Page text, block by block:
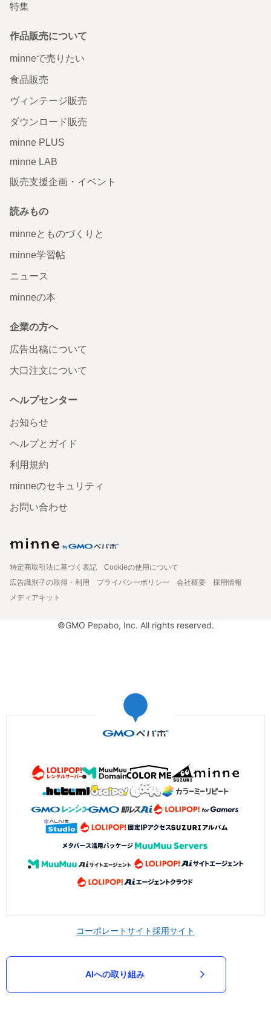
特集
作品販売について
minneで売りたい
食品販売
ヴィンテージ販売
ダウンロード販売
minne PLUS
minne LAB
販売支援企画・イベント
読みもの
minneとものづくりと
minne学習帖
ニュース
minneの本
企業の方へ
広告出稿について
大口注文について
ヘルプセンター
お知らせ
ヘルプとガイド
利用規約
minneのセキュリティ
お問い合わせ
特定商取引法に基づく表記
Cookieの使用について
広告識別子の取得・利用
プライバシーポリシー 会社概要
採用情報
メディアキット
©GMO Pepabo, Inc. All rights reserved.
コーポレートサイト採用サイト
AIへの取り組み